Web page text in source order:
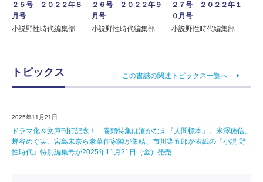
２５号 ２０２２年８
月号
小説野性時代編集部
２６号 ２０２２年９
月号
小説野性時代編集部
２７号 ２０２２年１
０月号
小説野性時代編集部
トピックス この書誌の関連トピックス一覧へ
2025年11月21日
ドラマ化＆文庫刊行記念！ 巻頭特集は湊かなえ『人間標本』。米澤穂信、
蝉谷めぐ実、宮島未奈ら豪華作家陣が集結、市川染五郎が表紙の『小説 野
性時代』特別編集号が2025年11月21日（金）発売